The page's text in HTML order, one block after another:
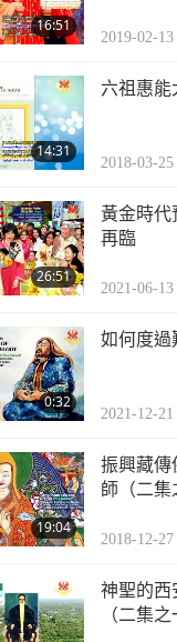
16:51
2019-02-13
14:31
六祖惠
2018-03-25
26:51
黃金時
再臨
2021-06-13
0:32
如何度過
2021-12-21
19:04
振興藏
師（二集
2018-12-27
神聖的
（二集之